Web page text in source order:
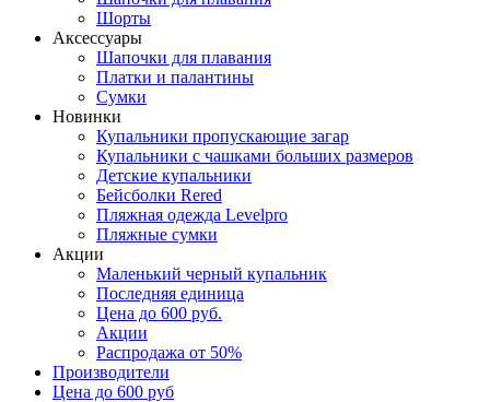
Шорты
Аксессуары
Шапочки для плавания
Платки и палантины
Сумки
Новинки
Купальники пропускающие загар
Купальники с чашками больших размеров
Детские купальники
Бейсболки Rered
Пляжная одежда Levelpro
Пляжные сумки
Акции
Маленький черный купальник
Последняя единица
Цена до 600 руб.
Акции
Распродажа от 50%
Производители
Цена до 600 руб